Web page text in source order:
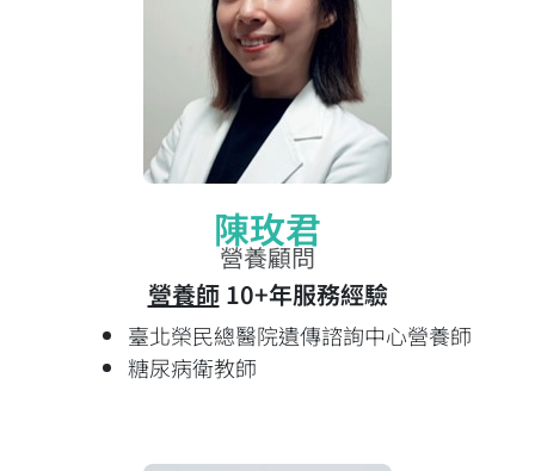
陳玫君
營養顧問
營養師10+年服務經驗
臺北榮民總醫院遺傳諮詢中心營養師
糖尿病衛教師